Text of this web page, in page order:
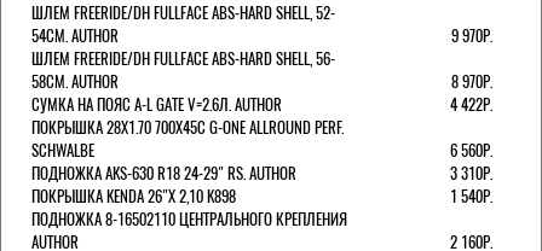
ШЛЕМ FREERIDE/DH FULLFACE ABS-HARD SHELL, 52-
54СМ. AUTHOR
9 970Р.
ШЛЕМ FREERIDE/DH FULLFACE ABS-HARD SHELL, 56-
58СМ. AUTHOR
8 970Р.
СУМКА НА ПОЯС A-L GATE V=2.6Л. AUTHOR
4 422Р.
ПОКРЫШКА 28X1.70 700X45C G-ONE ALLROUND PERF.
SCHWALBE
6 560Р.
ПОДНОЖКА AKS-630 R18 24-29" RS. AUTHOR
3 310Р.
ПОКРЫШКА KENDA 26"Х 2,10 K898
1 540Р.
ПОДНОЖКА 8-16502110 ЦЕНТРАЛЬНОГО КРЕПЛЕНИЯ
AUTHOR
2 160Р.